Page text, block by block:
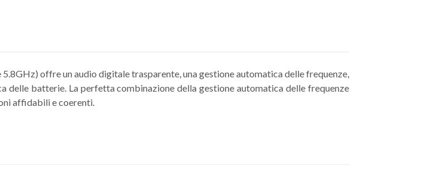
5.8GHz) offre un audio digitale trasparente, una gestione automatica delle frequenze,
delle batterie. La perfetta combinazione della gestione automatica delle frequenze
affidabili e coerenti.